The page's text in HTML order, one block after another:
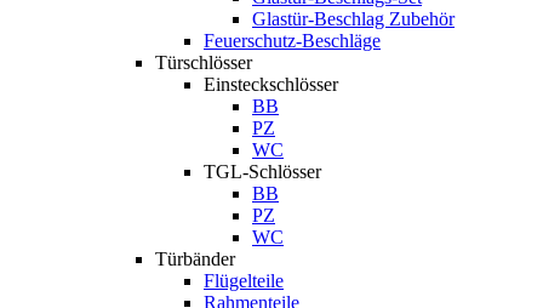
Glastür-Beschlag Zubehör
Feuerschutz-Beschläge
Türschlösser
Einsteckschlösser
BB
PZ
WC
TGL-Schlösser
BB
PZ
WC
Türbänder
Flügelteile
Rahmenteile